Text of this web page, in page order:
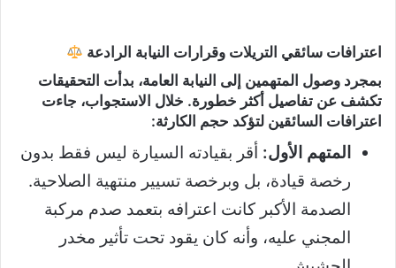
اعترافات سائقي التريلات وقرارات النيابة الرادعة
بمجرد وصول المتهمين إلى النيابة العامة، بدأت التحقيقات
تكشف عن تفاصيل أكثر خطورة. خلال الاستجواب، جاءت
اعترافات السائقين لتؤكد حجم الكارثة:
المتهم الأول: أقر بقيادته السيارة ليس فقط بدون
رخصة قيادة، بل وبرخصة تسيير منتهية الصلاحية.
الصدمة الأكبر كانت اعترافه بتعمد صدم مركبة
المجني عليه، وأنه كان يقود تحت تأثير مخدر